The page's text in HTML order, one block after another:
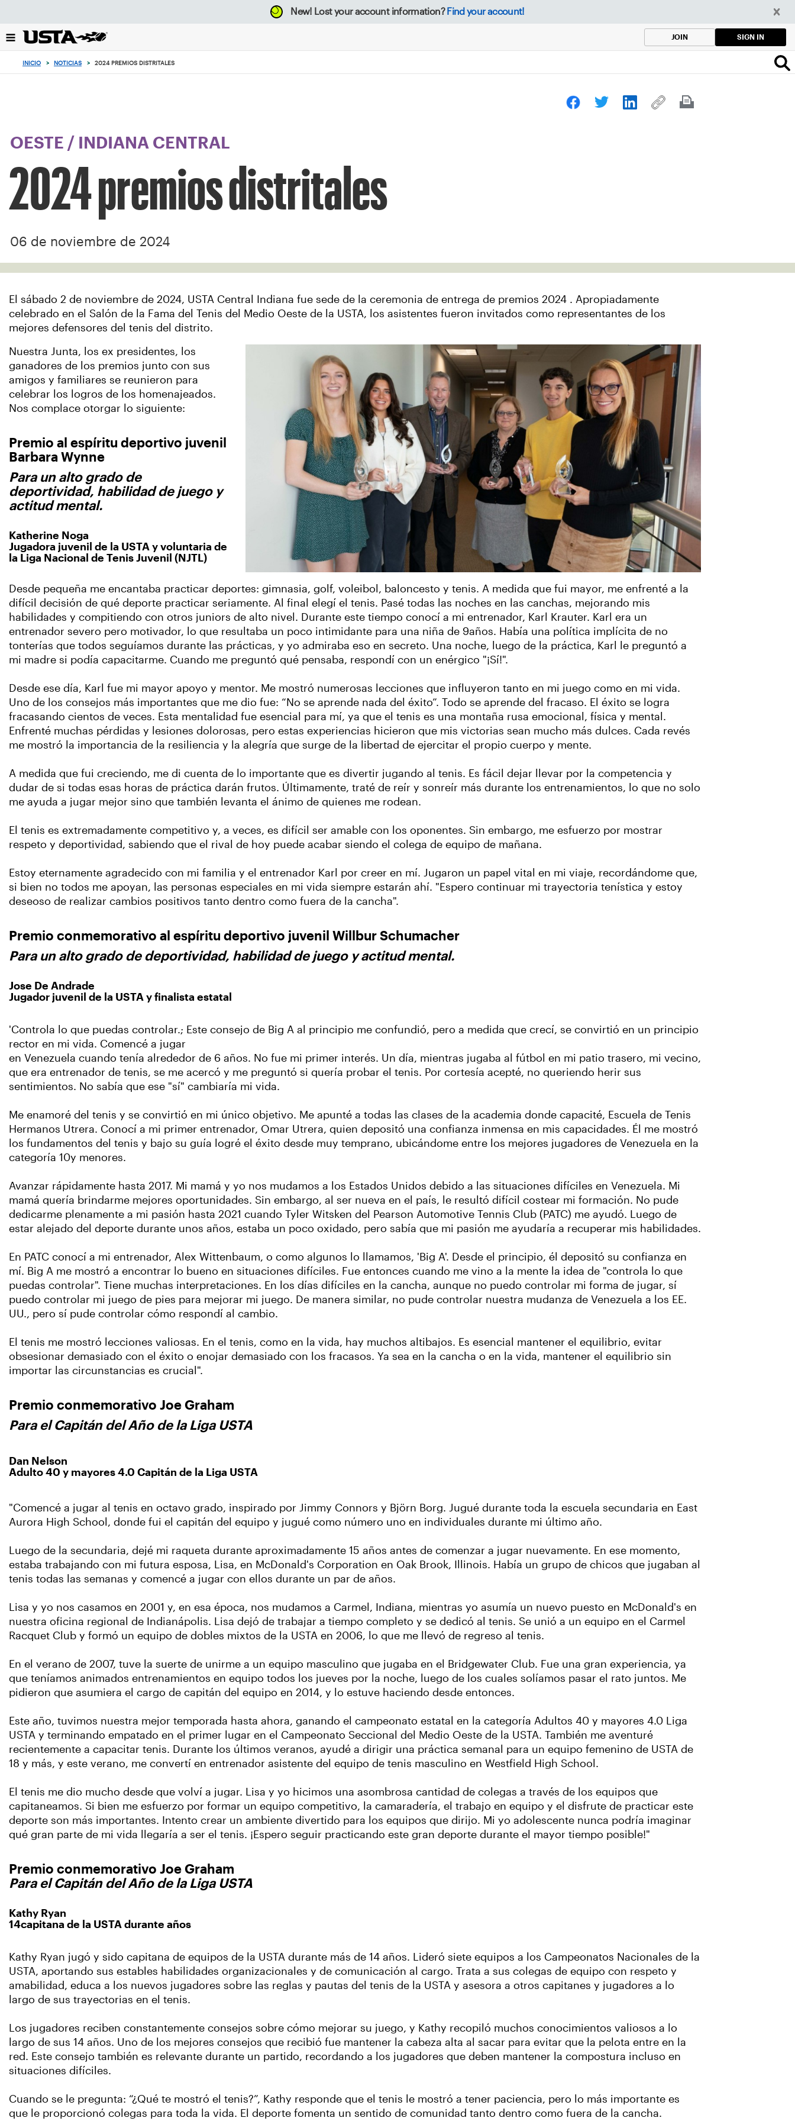
el
botón
New! Lost your account information? Find your account!
JOIN SIGN IN
INICIO > NOTICIAS > 2024 PREMIOS DISTRITALES
OESTE / INDIANA CENTRAL
2024 premios distritales
06 de noviembre de 2024
El sábado 2 de noviembre de 2024, USTA Central Indiana fue sede de la ceremonia de entrega de premios 2024 . Apropiadamente
celebrado en el Salón de la Fama del Tenis del Medio Oeste de la USTA, los asistentes fueron invitados como representantes de los
mejores defensores del tenis del distrito.
Nuestra Junta, los ex presidentes, los
ganadores de los premios junto con sus
amigos y familiares se reunieron para
celebrar los logros de los homenajeados.
Nos complace otorgar lo siguiente:
Premio al espíritu deportivo juvenil
Barbara Wynne
Para un alto grado de
deportividad, habilidad de juego y
actitud mental.
Katherine Noga
Jugadora juvenil de la USTA y voluntaria de
la Liga Nacional de Tenis Juvenil (NJTL)
Desde pequeña me encantaba practicar deportes: gimnasia, golf, voleibol, baloncesto y tenis. A medida que fui mayor, me enfrenté a la
difícil decisión de qué deporte practicar seriamente. Al final elegí el tenis. Pasé todas las noches en las canchas, mejorando mis
habilidades y compitiendo con otros juniors de alto nivel. Durante este tiempo conocí a mi entrenador, Karl Krauter. Karl era un
entrenador severo pero motivador, lo que resultaba un poco intimidante para una niña de 9años. Había una política implícita de no
tonterías que todos seguíamos durante las prácticas, y yo admiraba eso en secreto. Una noche, luego de la práctica, Karl le preguntó a
mi madre si podía capacitarme. Cuando me preguntó qué pensaba, respondí con un enérgico "¡Sí!".
Desde ese día, Karl fue mi mayor apoyo y mentor. Me mostró numerosas lecciones que influyeron tanto en mi juego como en mi vida.
Uno de los consejos más importantes que me dio fue: “No se aprende nada del éxito”. Todo se aprende del fracaso. El éxito se logra
fracasando cientos de veces. Esta mentalidad fue esencial para mí, ya que el tenis es una montaña rusa emocional, física y mental.
Enfrenté muchas pérdidas y lesiones dolorosas, pero estas experiencias hicieron que mis victorias sean mucho más dulces. Cada revés
me mostró la importancia de la resiliencia y la alegría que surge de la libertad de ejercitar el propio cuerpo y mente.
A medida que fui creciendo, me di cuenta de lo importante que es divertir jugando al tenis. Es fácil dejar llevar por la competencia y
dudar de si todas esas horas de práctica darán frutos. Últimamente, traté de reír y sonreír más durante los entrenamientos, lo que no solo
me ayuda a jugar mejor sino que también levanta el ánimo de quienes me rodean.
El tenis es extremadamente competitivo y, a veces, es difícil ser amable con los oponentes. Sin embargo, me esfuerzo por mostrar
respeto y deportividad, sabiendo que el rival de hoy puede acabar siendo el colega de equipo de mañana.
Estoy eternamente agradecido con mi familia y el entrenador Karl por creer en mí. Jugaron un papel vital en mi viaje, recordándome que,
si bien no todos me apoyan, las personas especiales en mi vida siempre estarán ahí. "Espero continuar mi trayectoria tenística y estoy
deseoso de realizar cambios positivos tanto dentro como fuera de la cancha".
Premio conmemorativo al espíritu deportivo juvenil Willbur Schumacher
Para un alto grado de deportividad, habilidad de juego y actitud mental.
Jose De Andrade
Jugador juvenil de la USTA y finalista estatal
'Controla lo que puedas controlar.; Este consejo de Big A al principio me confundió, pero a medida que crecí, se convirtió en un principio
rector en mi vida. Comencé a jugar
en Venezuela cuando tenía alrededor de 6 años. No fue mi primer interés. Un día, mientras jugaba al fútbol en mi patio trasero, mi vecino,
que era entrenador de tenis, se me acercó y me preguntó si quería probar el tenis. Por cortesía acepté, no queriendo herir sus
sentimientos. No sabía que ese "sí" cambiaría mi vida.
Me enamoré del tenis y se convirtió en mi único objetivo. Me apunté a todas las clases de la academia donde capacité, Escuela de Tenis
Hermanos Utrera. Conocí a mi primer entrenador, Omar Utrera, quien depositó una confianza inmensa en mis capacidades. Él me mostró
los fundamentos del tenis y bajo su guía logré el éxito desde muy temprano, ubicándome entre los mejores jugadores de Venezuela en la
categoría 10y menores.
Avanzar rápidamente hasta 2017. Mi mamá y yo nos mudamos a los Estados Unidos debido a las situaciones difíciles en Venezuela. Mi
mamá quería brindarme mejores oportunidades. Sin embargo, al ser nueva en el país, le resultó difícil costear mi formación. No pude
dedicarme plenamente a mi pasión hasta 2021 cuando Tyler Witsken del Pearson Automotive Tennis Club (PATC) me ayudó. Luego de
estar alejado del deporte durante unos años, estaba un poco oxidado, pero sabía que mi pasión me ayudaría a recuperar mis habilidades.
En PATC conocí a mi entrenador, Alex Wittenbaum, o como algunos lo llamamos, 'Big A'. Desde el principio, él depositó su confianza en
mí. Big A me mostró a encontrar lo bueno en situaciones difíciles. Fue entonces cuando me vino a la mente la idea de "controla lo que
puedas controlar". Tiene muchas interpretaciones. En los días difíciles en la cancha, aunque no puedo controlar mi forma de jugar, sí
puedo controlar mi juego de pies para mejorar mi juego. De manera similar, no pude controlar nuestra mudanza de Venezuela a los EE.
UU., pero sí pude controlar cómo respondí al cambio.
El tenis me mostró lecciones valiosas. En el tenis, como en la vida, hay muchos altibajos. Es esencial mantener el equilibrio, evitar
obsesionar demasiado con el éxito o enojar demasiado con los fracasos. Ya sea en la cancha o en la vida, mantener el equilibrio sin
importar las circunstancias es crucial".
Premio conmemorativo Joe Graham
Para el Capitán del Año de la Liga USTA
Dan Nelson
Adulto 40 y mayores 4.0 Capitán de la Liga USTA
"Comencé a jugar al tenis en octavo grado, inspirado por Jimmy Connors y Björn Borg. Jugué durante toda la escuela secundaria en East
Aurora High School, donde fui el capitán del equipo y jugué como número uno en individuales durante mi último año.
Luego de la secundaria, dejé mi raqueta durante aproximadamente 15 años antes de comenzar a jugar nuevamente. En ese momento,
estaba trabajando con mi futura esposa, Lisa, en McDonald's Corporation en Oak Brook, Illinois. Había un grupo de chicos que jugaban al
tenis todas las semanas y comencé a jugar con ellos durante un par de años.
Lisa y yo nos casamos en 2001 y, en esa época, nos mudamos a Carmel, Indiana, mientras yo asumía un nuevo puesto en McDonald's en
nuestra oficina regional de Indianápolis. Lisa dejó de trabajar a tiempo completo y se dedicó al tenis. Se unió a un equipo en el Carmel
Racquet Club y formó un equipo de dobles mixtos de la USTA en 2006, lo que me llevó de regreso al tenis.
En el verano de 2007, tuve la suerte de unirme a un equipo masculino que jugaba en el Bridgewater Club. Fue una gran experiencia, ya
que teníamos animados entrenamientos en equipo todos los jueves por la noche, luego de los cuales solíamos pasar el rato juntos. Me
pidieron que asumiera el cargo de capitán del equipo en 2014, y lo estuve haciendo desde entonces.
Este año, tuvimos nuestra mejor temporada hasta ahora, ganando el campeonato estatal en la categoría Adultos 40 y mayores 4.0 Liga
USTA y terminando empatado en el primer lugar en el Campeonato Seccional del Medio Oeste de la USTA. También me aventuré
recientemente a capacitar tenis. Durante los últimos veranos, ayudé a dirigir una práctica semanal para un equipo femenino de USTA de
18 y más, y este verano, me convertí en entrenador asistente del equipo de tenis masculino en Westfield High School.
El tenis me dio mucho desde que volví a jugar. Lisa y yo hicimos una asombrosa cantidad de colegas a través de los equipos que
capitaneamos. Si bien me esfuerzo por formar un equipo competitivo, la camaradería, el trabajo en equipo y el disfrute de practicar este
deporte son más importantes. Intento crear un ambiente divertido para los equipos que dirijo. Mi yo adolescente nunca podría imaginar
qué gran parte de mi vida llegaría a ser el tenis. ¡Espero seguir practicando este gran deporte durante el mayor tiempo posible!"
Premio conmemorativo Joe Graham
Para el Capitán del Año de la Liga USTA
Kathy Ryan
14capitana de la USTA durante años
Kathy Ryan jugó y sido capitana de equipos de la USTA durante más de 14 años. Lideró siete equipos a los Campeonatos Nacionales de la
USTA, aportando sus estables habilidades organizacionales y de comunicación al cargo. Trata a sus colegas de equipo con respeto y
amabilidad, educa a los nuevos jugadores sobre las reglas y pautas del tenis de la USTA y asesora a otros capitanes y jugadores a lo
largo de sus trayectorias en el tenis.
Los jugadores reciben constantemente consejos sobre cómo mejorar su juego, y Kathy recopiló muchos conocimientos valiosos a lo
largo de sus 14 años. Uno de los mejores consejos que recibió fue mantener la cabeza alta al sacar para evitar que la pelota entre en la
red. Este consejo también es relevante durante un partido, recordando a los jugadores que deben mantener la compostura incluso en
situaciones difíciles.
Cuando se le pregunta: “¿Qué te mostró el tenis?”, Kathy responde que el tenis le mostró a tener paciencia, pero lo más importante es
que le proporcionó colegas para toda la vida. El deporte fomenta un sentido de comunidad tanto dentro como fuera de la cancha.